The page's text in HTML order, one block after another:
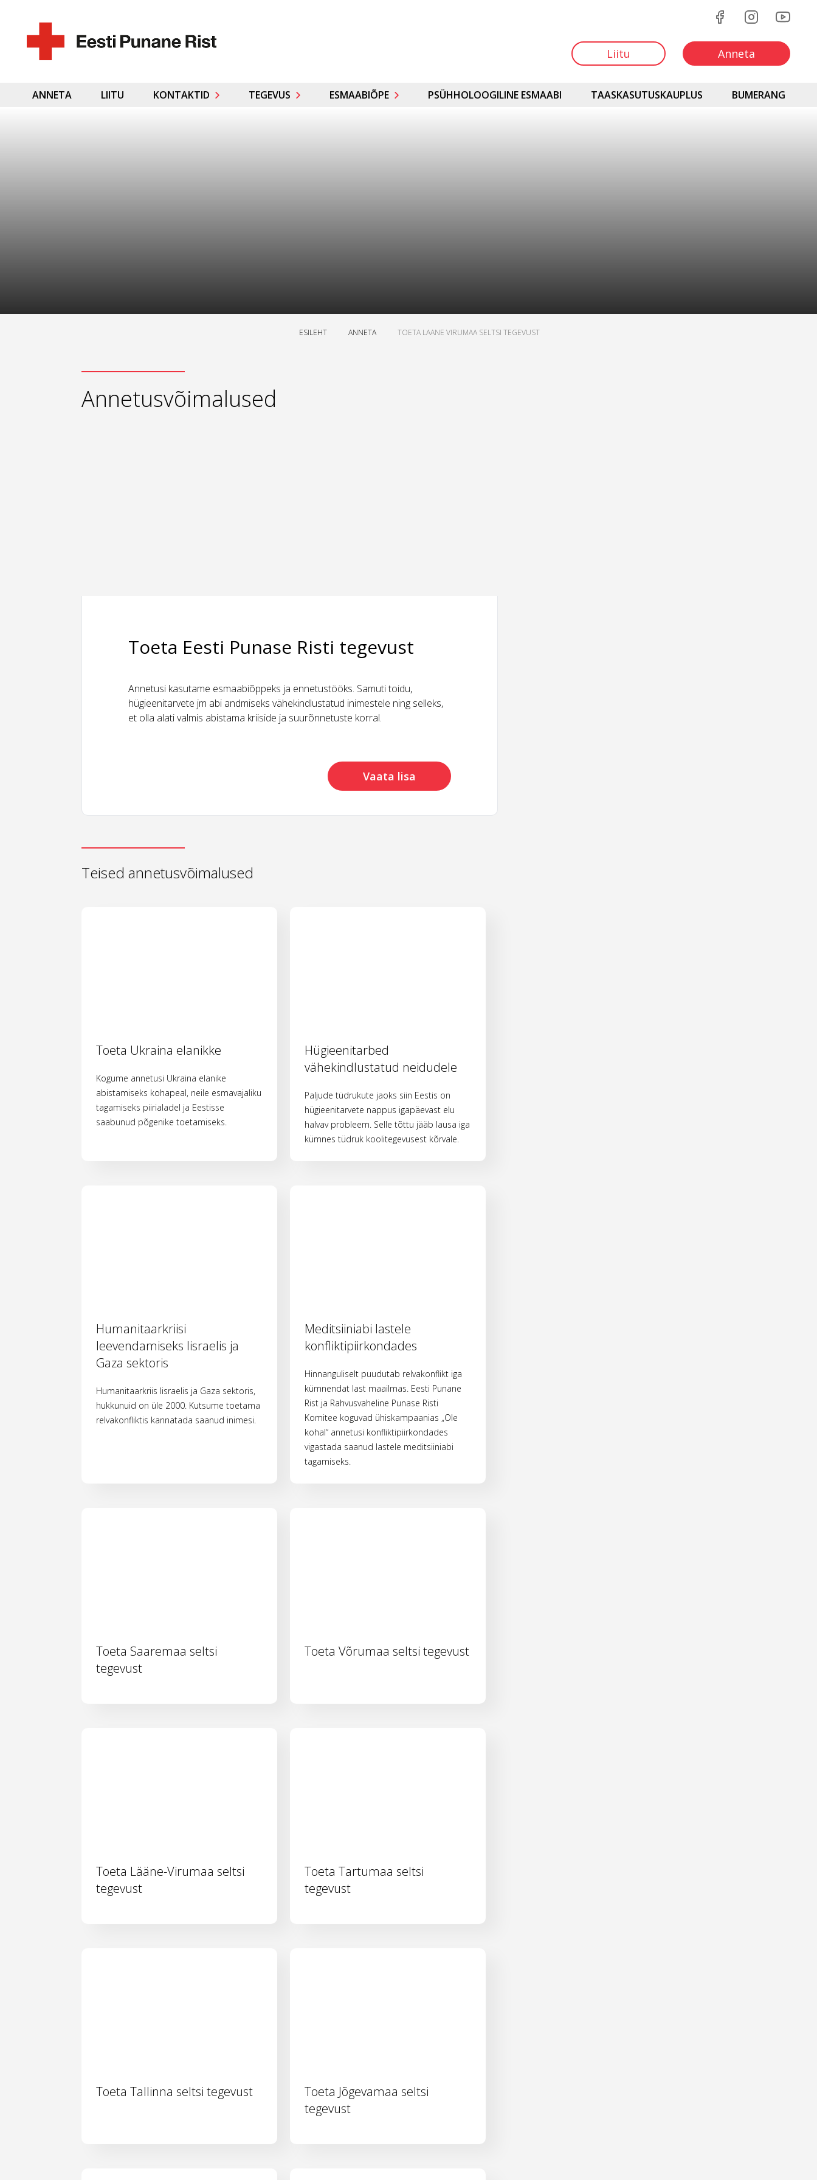
Liitu Anneta
ANNETA LIITU KONTAKTID TEGEVUS ESMAABIÕPE PSÜHHOLOOGILINE ESMAABI TAASKASUTUSKAUPLUS BUMERANG
ESILEHT ANNETA TOETA LAANE VIRUMAA SELTSI TEGEVUST
Annetusvõimalused
Toeta Eesti Punase Risti tegevust
Annetusi kasutame esmaabiõppeks ja ennetustööks. Samuti toidu,
hügieenitarvete jm abi andmiseks vähekindlustatud inimestele ning selleks,
et olla alati valmis abistama kriiside ja suurõnnetuste korral.
Vaata lisa
Teised annetusvõimalused
Toeta Ukraina elanikke
Kogume annetusi Ukraina elanike
abistamiseks kohapeal, neile esmavajaliku
tagamiseks piirialadel ja Eestisse
saabunud põgenike toetamiseks.
Hügieenitarbed
vähekindlustatud neidudele
Paljude tüdrukute jaoks siin Eestis on
hügieenitarvete nappus igapäevast elu
halvav probleem. Selle tõttu jääb lausa iga
kümnes tüdruk koolitegevusest kõrvale.
Humanitaarkriisi
leevendamiseks Iisraelis ja
Gaza sektoris
Humanitaarkriis Iisraelis ja Gaza sektoris,
hukkunuid on üle 2000. Kutsume toetama
relvakonfliktis kannatada saanud inimesi.
Meditsiiniabi lastele
konfliktipiirkondades
Hinnanguliselt puudutab relvakonflikt iga
kümnendat last maailmas. Eesti Punane
Rist ja Rahvusvaheline Punase Risti
Komitee koguvad ühiskampaanias „Ole
kohal“ annetusi konfliktipiirkondades
vigastada saanud lastele meditsiiniabi
tagamiseks.
Toeta Saaremaa seltsi
tegevust
Toeta Võrumaa seltsi tegevust
Toeta Lääne-Virumaa seltsi
tegevust
Toeta Tartumaa seltsi
tegevust
Toeta Tallinna seltsi tegevust
Toeta Jõgevamaa seltsi
tegevust